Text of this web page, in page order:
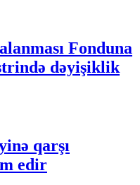
Fonduna
dəyişiklik
qarşı
edir